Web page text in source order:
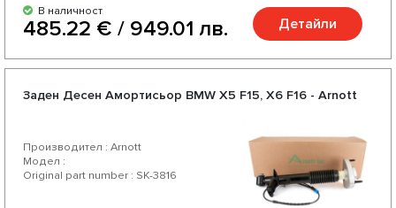
В наличност
485.22 € / 949.01 лв. Детайли
Заден Десен Амортисьор BMW X5 F15, X6 F16 - Arnott
Производител : Arnott
Модел :
Original part number : SK-3816